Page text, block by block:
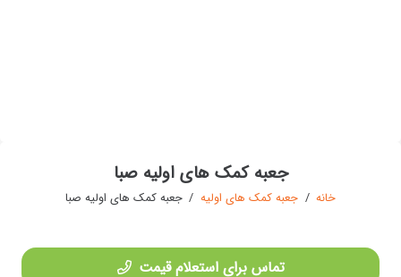
جعبه کمک های اولیه صبا
خانه / جعبه کمک های اولیه / جعبه کمک های اولیه صبا
تماس برای استعلام قیمت